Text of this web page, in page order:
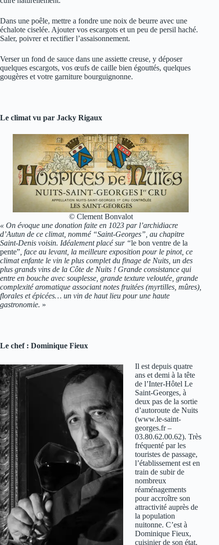
Dans une poêle, mettre a fondre une noix de beurre avec une
échalote ciselée. Ajouter vos escargots et un peu de persil haché.
Saler, poivrer et rectifier l’assaisonnement.
Verser un fond de sauce dans une assiette creuse, y déposer
quelques escargots, vos œufs de caille bien égouttés, quelques
gougères et votre garniture bourguignonne.
Le climat vu par Jacky Rigaux
© Clement Bonvalot
« On évoque une donation faite en 1023 par l’archidiacre
d’Autun de ce climat, nommé “Saint-Georges”, au chapitre
Saint-Denis voisin. Idéalement placé sur “le bon ventre de la
pente” , face au levant, la meilleure exposition pour le pinot, ce
climat enfante le vin le plus complet du finage de Nuits, un des
plus grands vins de la Côte de Nuits ! Grande consistance qui
entre en bouche avec souplesse, grande texture veloutée, grande
complexité aromatique associant notes fruitées (myrtilles, mûres),
florales et épicées… un vin de haut lieu pour une haute
gastronomie. »
Le chef : Dominique Fieux
Il est depuis quatre
ans et demi à la tête
de l’Inter-Hôtel Le
Saint-Georges, à
deux pas de la sortie
d’autoroute de Nuits
(www.le-saint-
georges.fr –
03.80.62.00.62). Très
fréquenté par les
touristes de passage,
l’établissement est en
train de subir de
nombreux
réaménagements
pour accroître son
attractivité auprès de
la population
nuitonne. C’est à
Dominique Fieux,
cuisinier de son état,